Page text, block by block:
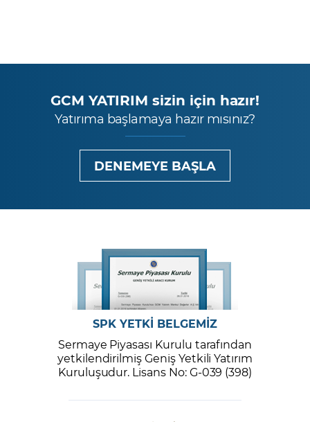
GCM YATIRIM sizin için hazır!
Yatırıma başlamaya hazır mısınız?
DENEMEYE BAŞLA
SPK YETKİ BELGEMİZ
Sermaye Piyasası Kurulu tarafından
yetkilendirilmiş Geniş Yetkili Yatırım
Kuruluşudur. Lisans No: G-039 (398)